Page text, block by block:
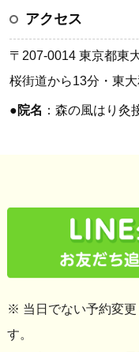
アクセス
〒207-0014 東京都東
桜街道から13分・東
●院名 ：森の風はり灸
※ 当日でない予約変更
す。